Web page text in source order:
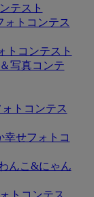
テスト
ォトコンテス
トコンテスト
写真コンテ
トコンテス
幸せフォトコ
んこ&にゃん
トコンテス